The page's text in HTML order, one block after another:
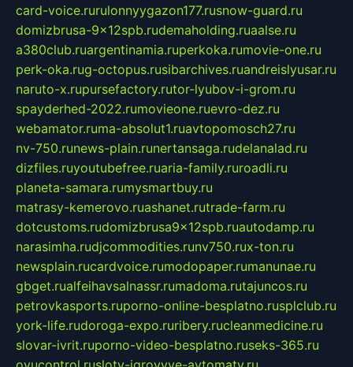
card-voice.rurulonnyygazon177.rusnow-guard.ru
domizbrusa-9x12spb.rudemaholding.ruaalse.ru
a380club.ruargentinamia.ruperkoka.rumovie-one.ru
perk-oka.rug-octopus.rusibarchives.ruandreislyusar.ru
naruto-x.rupursefactory.rutor-lyubov-i-grom.ru
spayderhed-2022.rumovieone.ruevro-dez.ru
webamator.ruma-absolut1.ruavtopomosch27.ru
nv-750.runews-plain.runertansaga.rudelanalad.ru
dizfiles.ruyoutubefree.ruaria-family.ruroadli.ru
planeta-samara.rumysmartbuy.ru
matrasy-kemerovo.ruashanet.rutrade-farm.ru
dotcustoms.rudomizbrusa9x12spb.ruautodamp.ru
narasimha.rudjcommodities.runv750.rux-ton.ru
newsplain.rucardvoice.rumodopaper.rumanunae.ru
gbget.rualfeihavsalnassr.rumadoma.rutajuncos.ru
petrovkasports.ruporno-online-besplatno.rusplclub.ru
york-life.rudoroga-expo.ruribery.rucleanmedicine.ru
slovar-ivrit.ruporno-video-besplatno.ruseks-365.ru